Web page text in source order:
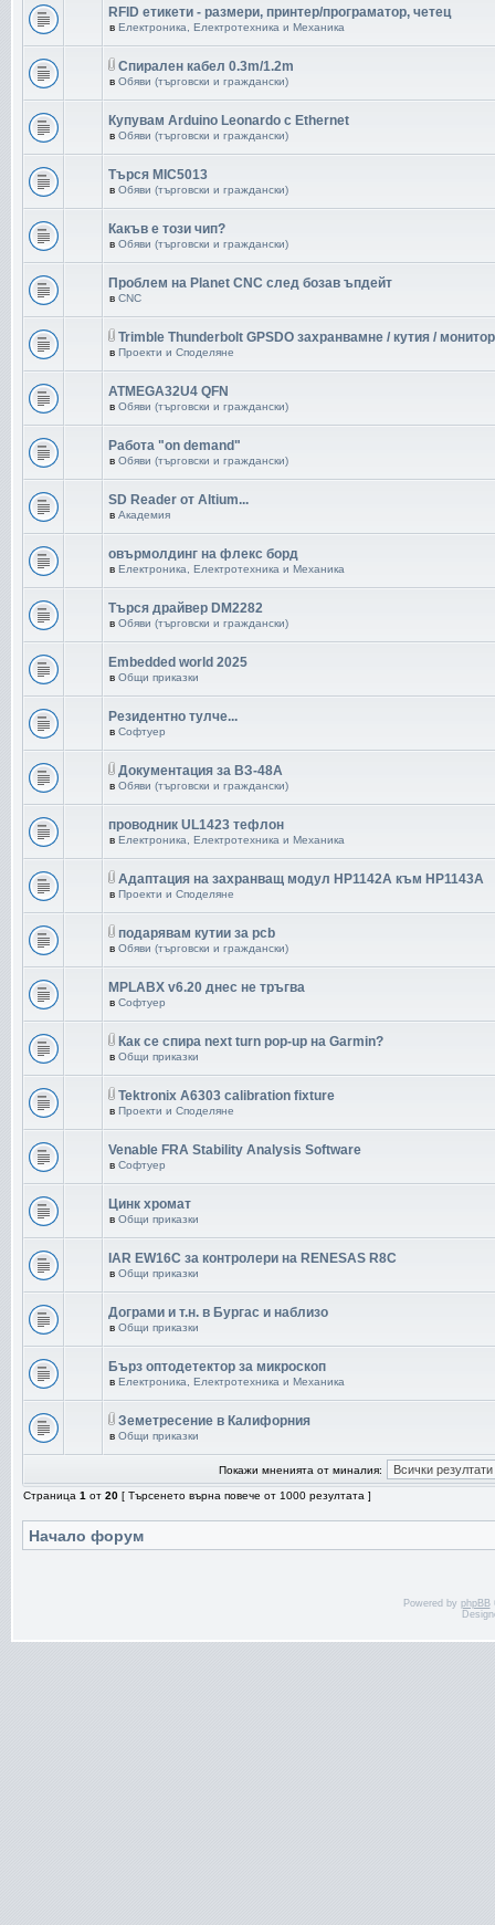
RFID етикети - размери, принтер/програматор, четец
в Електроника, Електротехника и Механика
Спирален кабел 0.3m/1.2m
в Обяви (търговски и граждански)
Купувам Arduino Leonardo с Ethernet
в Обяви (търговски и граждански)
Търся MIC5013
в Обяви (търговски и граждански)
Какъв е този чип?
в Обяви (търговски и граждански)
Проблем на Planet CNC след бозав ъпдейт
в CNC
Trimble Thunderbolt GPSDO захранвамне / кутия / монитор
в Проекти и Споделяне
ATMEGA32U4 QFN
в Обяви (търговски и граждански)
Работа "on demand"
в Обяви (търговски и граждански)
SD Reader от Altium...
в Академия
овърмолдинг на флекс борд
в Електроника, Електротехника и Механика
Търся драйвер DM2282
в Обяви (търговски и граждански)
Embedded world 2025
в Общи приказки
Резидентно тулче...
в Софтуер
Документация за ВЗ-48А
в Обяви (търговски и граждански)
проводник UL1423 тефлон
в Електроника, Електротехника и Механика
Адаптация на захранващ модул HP1142A към HP1143A
в Проекти и Споделяне
подарявам кутии за pcb
в Обяви (търговски и граждански)
MPLABX v6.20 днес не тръгва
в Софтуер
Как се спира next turn pop-up на Garmin?
в Общи приказки
Tektronix A6303 calibration fixture
в Проекти и Споделяне
Venable FRA Stability Analysis Software
в Софтуер
Цинк хромат
в Общи приказки
IAR EW16C за контролери на RENESAS R8C
в Общи приказки
Дограми и т.н. в Бургас и наблизо
в Общи приказки
Бърз оптодетектор за микроскоп
в Електроника, Електротехника и Механика
Земетресение в Калифорния
в Общи приказки
Покажи мненията от миналия:
Страница 1 от 20 [ Търсенето върна повече от 1000 резултата ]
Начало форум
Powered by phpBB